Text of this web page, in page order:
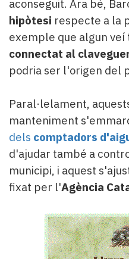
aconseguit. Ara bé,
hipòtesi respecte a la
exemple que algun veí
connectat al
podria ser l'origen del
Paral·lelament,
manteniment
dels comptadors
d'ajudar també a
municipi, i aquest
fixat per l'Agència